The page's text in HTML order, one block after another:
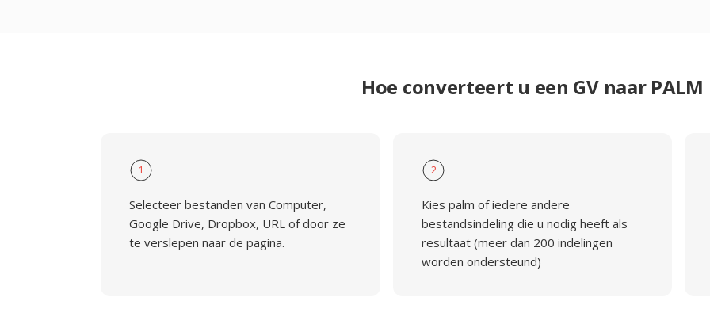
Hoe converteert u een GV naar PALM
1
Selecteer bestanden van Computer,
Google Drive, Dropbox, URL of door ze
te verslepen naar de pagina.
2
Kies palm of iedere andere
bestandsindeling die u nodig heeft als
resultaat (meer dan 200 indelingen
worden ondersteund)